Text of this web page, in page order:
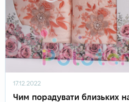
17.12.2022
Чим порадувати близьких